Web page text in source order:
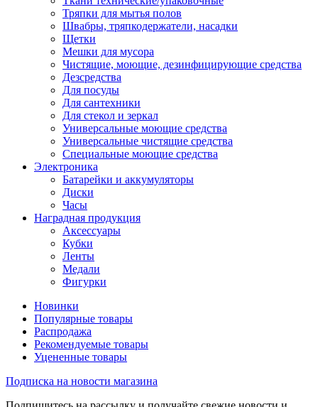
Тряпки для мытья полов
Швабры, тряпкодержатели, насадки
Щетки
Мешки для мусора
Чистящие, моющие, дезинфицирующие средства
Дезсредства
Для посуды
Для сантехники
Для стекол и зеркал
Универсальные моющие средства
Универсальные чистящие средства
Специальные моющие средства
Электроника
Батарейки и аккумуляторы
Диски
Часы
Наградная продукция
Аксессуары
Кубки
Ленты
Медали
Фигурки
Новинки
Популярные товары
Распродажа
Рекомендуемые товары
Уцененные товары
Подписка на новости магазина